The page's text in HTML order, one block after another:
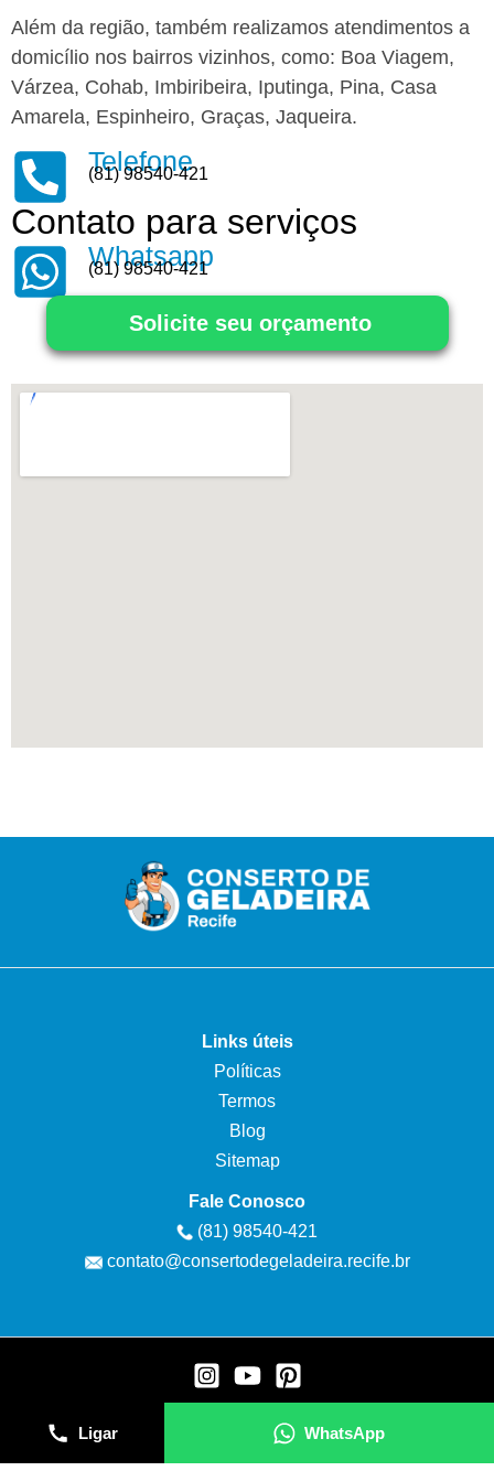
Além da região, também realizamos atendimentos a
domicílio nos bairros vizinhos, como: Boa Viagem,
Várzea, Cohab, Imbiribeira, Iputinga, Pina, Casa
Amarela, Espinheiro, Graças, Jaqueira.
Telefone
(81) 98540-421
Contato para serviços
Whatsapp
(81) 98540-421
Solicite seu orçamento
Links úteis
Políticas
Termos
Blog
Sitemap
Fale Conosco
(81) 98540-421
contato@consertodegeladeira.recife.br
Ligar WhatsApp